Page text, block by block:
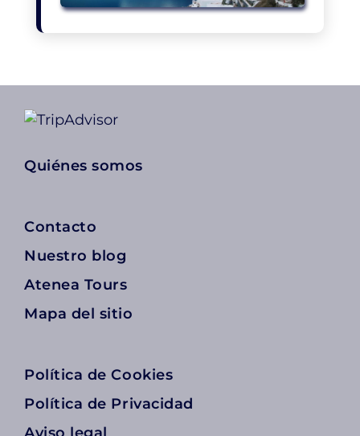
Quiénes somos
Contacto
Nuestro blog
Atenea Tours
Mapa del sitio
Política de Cookies
Política de Privacidad